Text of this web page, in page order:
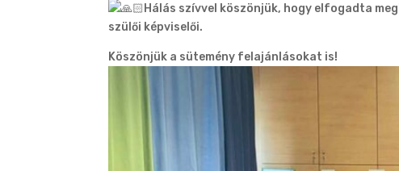
Hálás szívvel köszönjük, hogy elfogadta
szülői képviselői.
Köszönjük a sütemény felajánlásokat is!